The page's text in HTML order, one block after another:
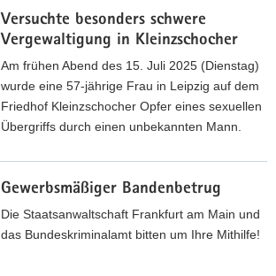
Versuchte besonders schwere
Vergewaltigung in Kleinzschocher
Am frühen Abend des 15. Juli 2025 (Dienstag)
wurde eine 57-jährige Frau in Leipzig auf dem
Friedhof Kleinzschocher Opfer eines sexuellen
Übergriffs durch einen unbekannten Mann.
Gewerbsmäßiger Bandenbetrug
Die Staatsanwaltschaft Frankfurt am Main und
das Bundeskriminalamt bitten um Ihre Mithilfe!